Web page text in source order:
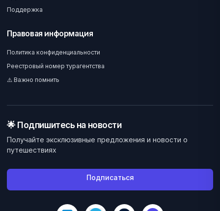
Поддержка
Правовая информация
Политика конфиденциальности
Реестровый номер турагентства
⚠️ Важно помнить
🌟 Подпишитесь на новости
Получайте эксклюзивные предложения и новости о
путешествиях
Подписаться